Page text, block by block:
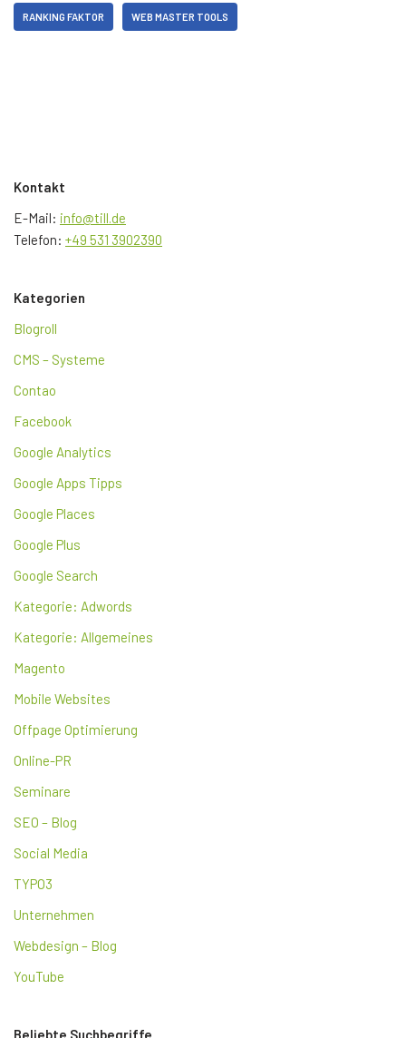
RANKING FAKTOR WEB MASTER TOOLS
Kontakt
E-Mail: info@till.de
Telefon: +49 531 3902390
Kategorien
Blogroll
CMS – Systeme
Contao
Facebook
Google Analytics
Google Apps Tipps
Google Places
Google Plus
Google Search
Kategorie: Adwords
Kategorie: Allgemeines
Magento
Mobile Websites
Offpage Optimierung
Online-PR
Seminare
SEO – Blog
Social Media
TYPO3
Unternehmen
Webdesign – Blog
YouTube
Beliebte Suchbegriffe